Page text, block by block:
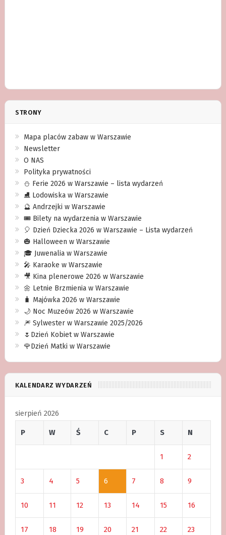
STRONY
Mapa placów zabaw w Warszawie
Newsletter
O NAS
Polityka prywatności
⛄️ Ferie 2026 w Warszawie – lista wydarzeń
⛸ Lodowiska w Warszawie
🔮 Andrzejki w Warszawie
🎟️ Bilety na wydarzenia w Warszawie
🎈 Dzień Dziecka 2026 w Warszawie – Lista wydarzeń
🎃 Halloween w Warszawie
🎓 Juwenalia w Warszawie
🎤 Karaoke w Warszawie
🎥 Kina plenerowe 2026 w Warszawie
🌼 Letnie Brzmienia w Warszawie
🧳 Majówka 2026 w Warszawie
🌙 Noc Muzeów 2026 w Warszawie
🎆 Sylwester w Warszawie 2025/2026
🌷Dzień Kobiet w Warszawie
🌹Dzień Matki w Warszawie
KALENDARZ WYDARZEŃ
sierpień 2026
P W Ś C P S N
1 2
3 4 5 6 7 8 9
10 11 12 13 14 15 16
17 18 19 20 21 22 23